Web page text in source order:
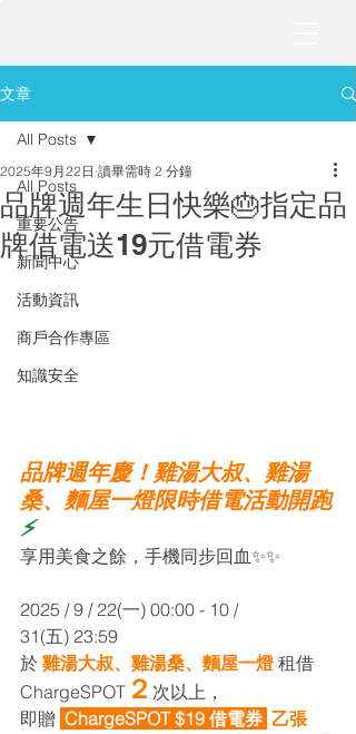
文章
All Posts
重要公告
新聞中心
活動資訊
商戶合作專區
知識安全
All Posts
品牌週年生日快樂🎂指定品
牌借電送19元借電券
2025年9月22日 讀畢需時 2 分鐘
品牌週年慶！雞湯大叔、雞湯
桑、麵屋一燈限時借電活動開跑
⚡️
享用美食之餘，手機同步回血✨✨
2025 / 9 / 22(一) 00:00 - 10 /
31(五) 23:59
於 雞湯大叔、雞湯桑、麵屋一燈 租借
ChargeSPOT ２ 次以上，
即贈 ChargeSPOT $19 借電券 乙張